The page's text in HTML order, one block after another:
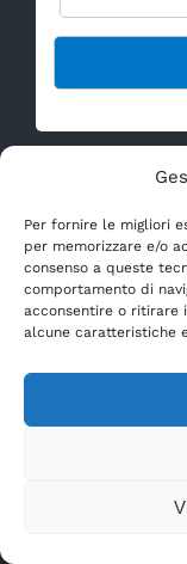
Per fornire le migliori
per memorizzare e/o
consenso a queste
comportamento di
acconsentire o ritirare
alcune caratteristiche
Nome
Data di Nascita
Interesse per